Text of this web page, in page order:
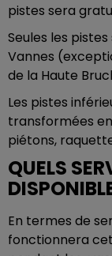
pistes sera
Seules les
Vannes
de la Haute
Les pistes
transformées
piétons,
QUELS
En termes de
fonctionnera